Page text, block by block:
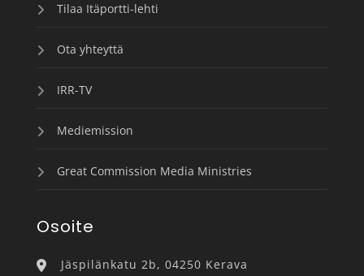
Tilaa Itäportti-lehti
Ota yhteyttä
IRR-TV
Mediemission
Great Commission Media Ministries
Osoite
Jäspilänkatu 2b, 04250 Kerava